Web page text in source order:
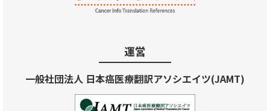
運営
一般社団法人 日本癌医療翻訳アソシエイツ(JAMT)